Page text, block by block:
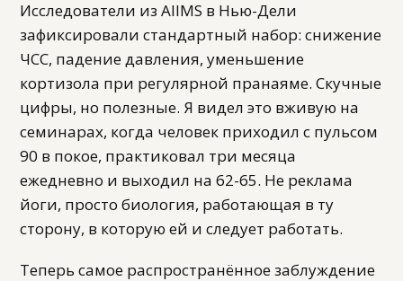
Исследователи из AIIMS в Нью-Дели
зафиксировали стандартный набор: снижение
ЧСС, падение давления, уменьшение
кортизола при регулярной пранаяме. Скучные
цифры, но полезные. Я видел это вживую на
семинарах, когда человек приходил с пульсом
90 в покое, практиковал три месяца
ежедневно и выходил на 62-65. Не реклама
йоги, просто биология, работающая в ту
сторону, в которую ей и следует работать.
Теперь самое распространённое заблуждение